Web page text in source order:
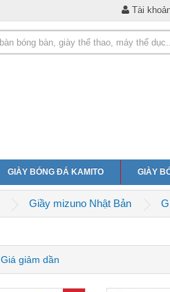
Tài
GIÀY BÓNG ĐÁ KAMITO GIÀY
Giầy mizuno Nhật Bản
Giá giảm dần